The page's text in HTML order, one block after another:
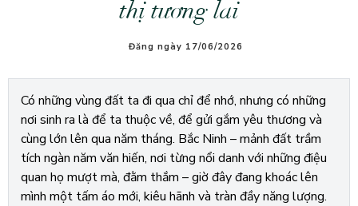
thị tương lai
Đăng ngày 17/06/2026
Có những vùng đất ta đi qua chỉ để nhớ, nhưng có những
nơi sinh ra là để ta thuộc về, để gửi gắm yêu thương và
cùng lớn lên qua năm tháng. Bắc Ninh – mảnh đất trầm
tích ngàn năm văn hiến, nơi từng nổi danh với những điệu
quan họ mượt mà, đằm thắm – giờ đây đang khoác lên
mình một tấm áo mới, kiêu hãnh và tràn đầy năng lượng.